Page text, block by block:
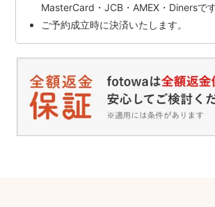
MasterCard・JCB・AMEX・Dinersです
ご予約成立時に決済いたします。